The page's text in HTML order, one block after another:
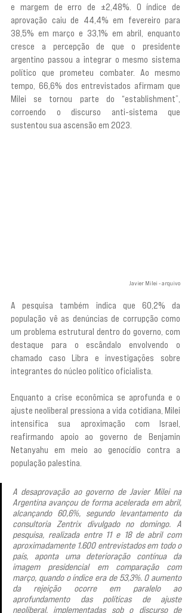
e margem de erro de ±2,48%. O índice de
aprovação caiu de 44,4% em fevereiro para
38,5% em março e 33,1% em abril, enquanto
cresce a percepção de que o presidente
argentino passou a integrar o mesmo sistema
político que prometeu combater. Ao mesmo
tempo, 66,6% dos entrevistados afirmam que
Milei se tornou parte do “establishment”,
corroendo o discurso anti-sistema que
sustentou sua ascensão em 2023.
Javier Milei - arquivo
A pesquisa também indica que 60,2% da
população vê as denúncias de corrupção como
um problema estrutural dentro do governo, com
destaque para o escândalo envolvendo o
chamado caso Libra e investigações sobre
integrantes do núcleo político oficialista.
Enquanto a crise econômica se aprofunda e o
ajuste neoliberal pressiona a vida cotidiana, Milei
intensifica sua aproximação com Israel,
reafirmando apoio ao governo de Benjamin
Netanyahu em meio ao genocídio contra a
população palestina.
A desaprovação ao governo de Javier Milei na
Argentina avançou de forma acelerada em abril,
alcançando 60,6%, segundo levantamento da
consultoria Zentrix divulgado no domingo. A
pesquisa, realizada entre 11 e 18 de abril com
aproximadamente 1.600 entrevistados em todo o
país, aponta uma deterioração contínua da
imagem presidencial em comparação com
março, quando o índice era de 53,3%. O aumento
da rejeição ocorre em paralelo ao
aprofundamento das políticas de ajuste
neoliberal, implementadas sob o discurso de